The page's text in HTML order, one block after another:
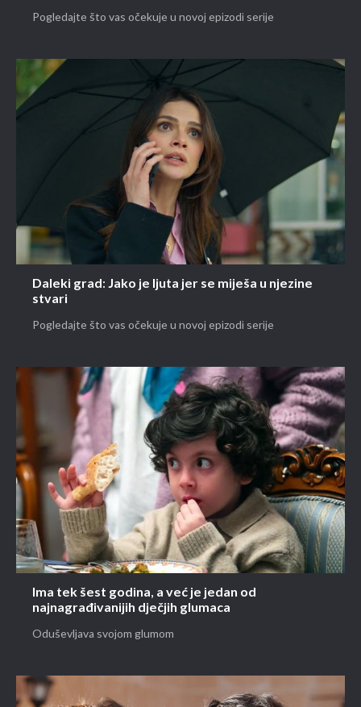
Pogledajte što vas očekuje u novoj epizodi serije
Daleki grad: Jako je ljuta jer se miješa u njezine
stvari
Pogledajte što vas očekuje u novoj epizodi serije
Ima tek šest godina, a već je jedan od
najnagrađivanijih dječjih glumaca
Oduševljava svojom glumom